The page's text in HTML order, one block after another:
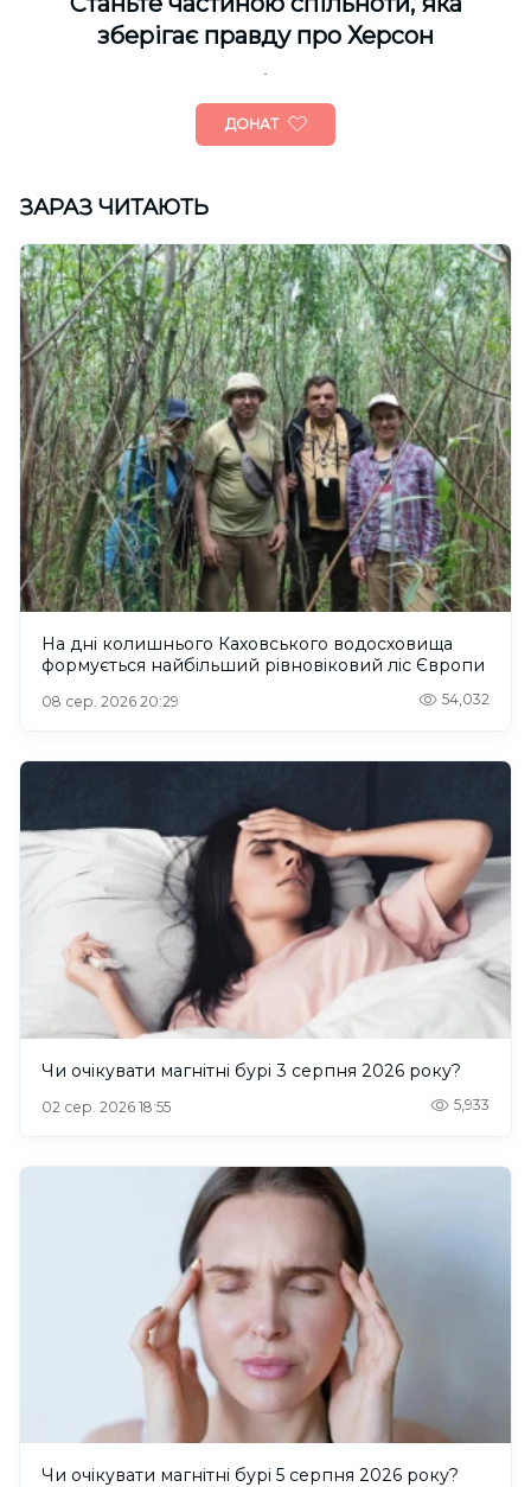
зберігає правду про Херсон
ДОНАТ
ЗАРАЗ ЧИТАЮТЬ
На дні колишнього Каховського водосховища
формується найбільший рівновіковий ліс Європи
08 сер. 2026 20:29 54,032
Чи очікувати магнітні бурі 3 серпня 2026 року?
02 сер. 2026 18:55 5,933
Чи очікувати магнітні бурі 5 серпня 2026 року?